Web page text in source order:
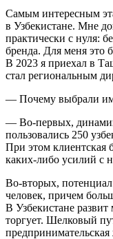
Самым интересным
в Узбекистане. Мне
практически с нуля:
бренда. Для меня это
В 2023 я приехал в
стал региональным
— Почему выбрали
— Во-первых,
пользовались 250
При этом клиентская
каких-либо усилий с
Во-вторых,
человек, причем
В Узбекистане
торгует. Шелковый